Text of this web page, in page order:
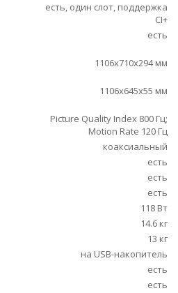
есть, один слот, поддержка
CI+
есть
1106x710x294 мм
1106x645x55 мм
Picture Quality Index 800 Гц;
Motion Rate 120 Гц
коаксиальный
есть
есть
есть
118 Вт
14.6 кг
13 кг
на USB-накопитель
есть
есть